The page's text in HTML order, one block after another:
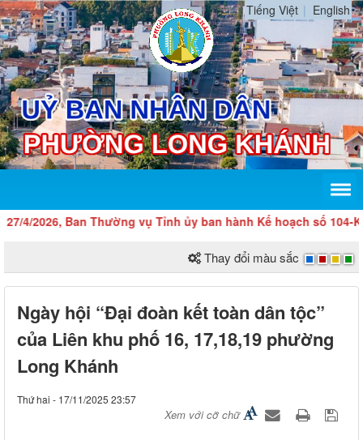
Tiếng Việt English
2026, Ban Thường vụ Tỉnh ủy ban hành Kế hoạch số 104-
Thay đổi màu sắc
Ngày hội “Đại đoàn kết toàn dân tộc”
của Liên khu phố 16, 17,18,19 phường
Long Khánh
Thứ hai - 17/11/2025 23:57
Xem với cỡ chữ